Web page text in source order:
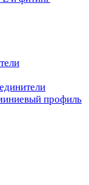
профиль